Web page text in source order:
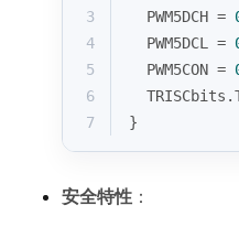
3
  PWM5DCH =
4
  PWM5DCL =
5
  PWM5CON =
6
7
}
安全特性 ：